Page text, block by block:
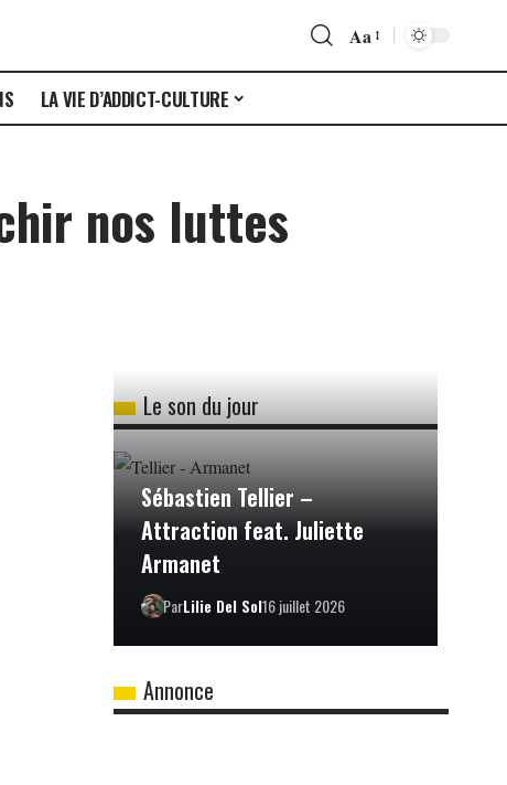
Aa
LA VIE D’ADDICT-CULTURE
nos luttes
Le son du jour
Sébastien Tellier –
Attraction feat. Juliette
Armanet
ParLilie Del Sol16 juillet 2026
Annonce